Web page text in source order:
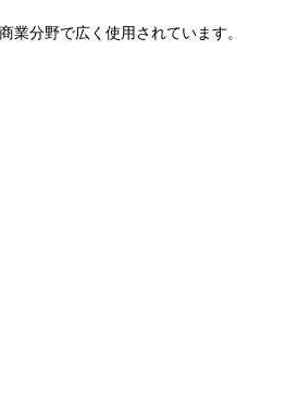
分野で広く使用されています。